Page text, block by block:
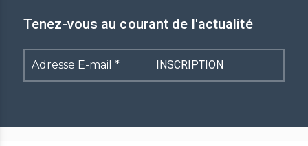
Tenez-vous au courant de l'actualité
Adresse
E-